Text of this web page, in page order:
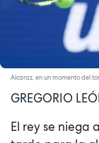
Alcaraz, en un momento del
GREGORIO
El rey se niega